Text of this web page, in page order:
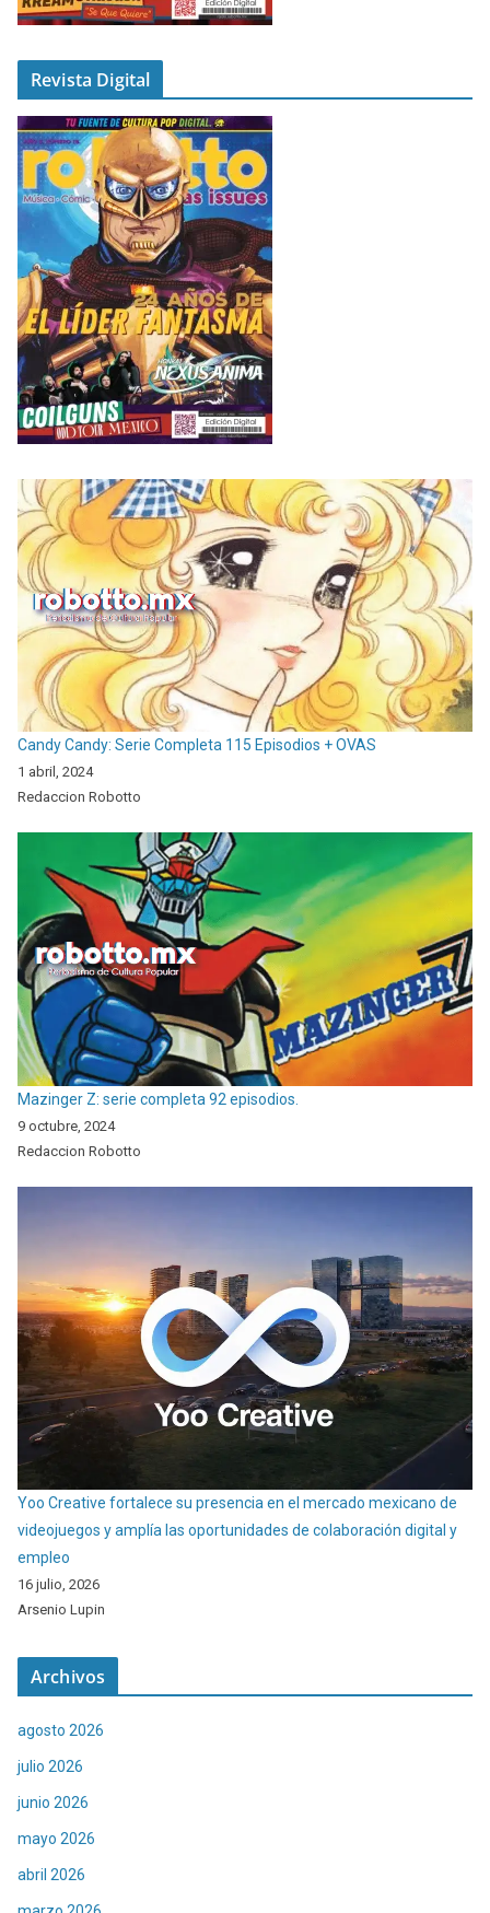
Revista Digital
Candy Candy: Serie Completa 115 Episodios + OVAS
1 abril, 2024
Redaccion Robotto
Mazinger Z: serie completa 92 episodios.
9 octubre, 2024
Redaccion Robotto
Yoo Creative fortalece su presencia en el mercado mexicano de
videojuegos y amplía las oportunidades de colaboración digital y
empleo
16 julio, 2026
Arsenio Lupin
Archivos
agosto 2026
julio 2026
junio 2026
mayo 2026
abril 2026